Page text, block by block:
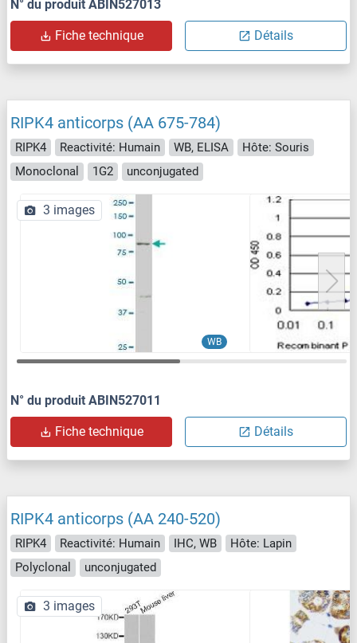
N° du produit ABIN527013
Fiche technique Détails
RIPK4 anticorps (AA 675-784)
RIPK4 Reactivité: Humain WB, ELISA
Hôte: Souris
Monoclonal
1G2 unconjugated
WB
3 images
N° du produit ABIN527011
Fiche technique Détails
RIPK4 anticorps (AA 240-520)
RIPK4 Reactivité: Humain IHC, WB
Hôte: Lapin
Polyclonal
unconjugated
3 images